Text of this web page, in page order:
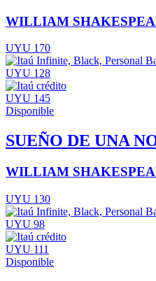
WILLIAM
UYU 170
UYU 128
UYU 145
Disponible
SUEÑO DE UNA
WILLIAM
UYU 130
UYU 98
UYU 111
Disponible